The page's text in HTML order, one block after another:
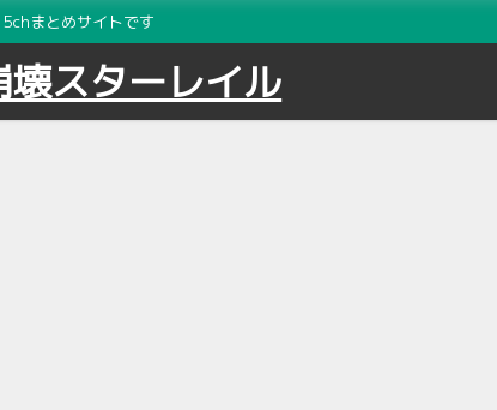
まとめサイトです
スターレイル